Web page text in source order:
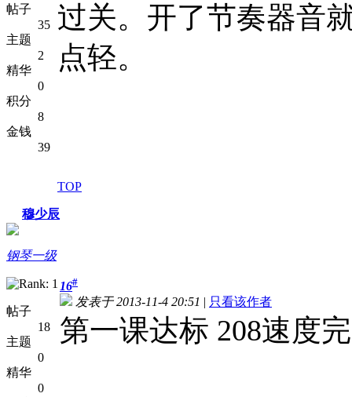
帖子
35
主题
2
精华
0
积分
8
金钱
39
过关。开了节奏器音
点轻。
TOP
穆少辰
钢琴一级
帖子
18
主题
0
精华
0
16#
发表于 2013-11-4 20:51 | 只看该作者
第一课达标 208速度